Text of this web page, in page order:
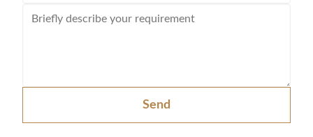
Send